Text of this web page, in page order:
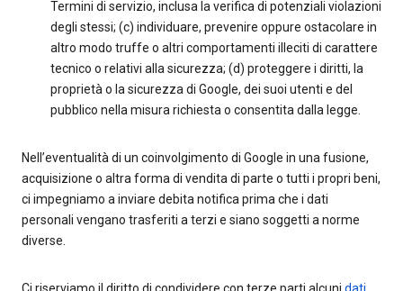
Termini di servizio, inclusa la verifica di potenziali violazioni
degli stessi; (c) individuare, prevenire oppure ostacolare in
altro modo truffe o altri comportamenti illeciti di carattere
tecnico o relativi alla sicurezza; (d) proteggere i diritti, la
proprietà o la sicurezza di Google, dei suoi utenti e del
pubblico nella misura richiesta o consentita dalla legge.
Nell’eventualità di un coinvolgimento di Google in una fusione,
acquisizione o altra forma di vendita di parte o tutti i propri beni,
ci impegniamo a inviare debita notifica prima che i dati
personali vengano trasferiti a terzi e siano soggetti a norme
diverse.